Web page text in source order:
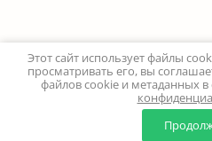
Этот сайт использует файлы
просматривать его, вы
файлов cookie и метаданных в